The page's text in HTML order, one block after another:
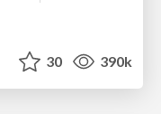
30 390k